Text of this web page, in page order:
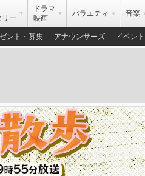
リー
ドラマ
映画
バラエティ 音楽
ント・募集 アナウンサーズ イベント